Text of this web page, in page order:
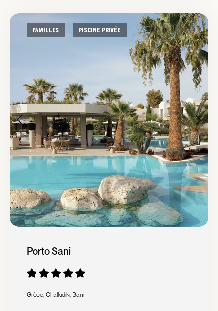
FAMILLES PISCINE PRIVÉE
Porto Sani
Grèce, Chalkidiki, Sani